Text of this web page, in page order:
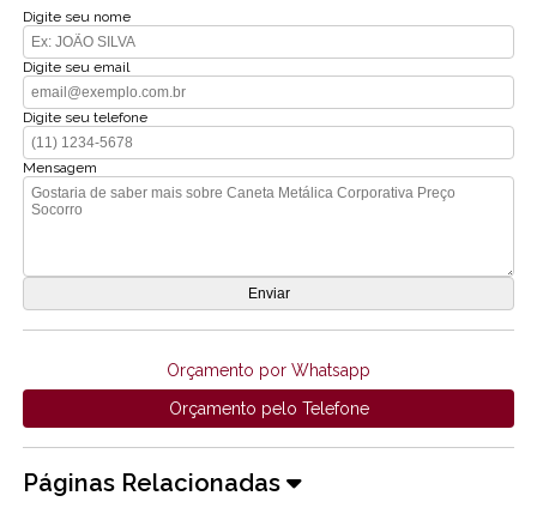
Digite seu nome
Digite seu email
Digite seu telefone
Mensagem
Orçamento por Whatsapp
Orçamento pelo Telefone
Páginas Relacionadas